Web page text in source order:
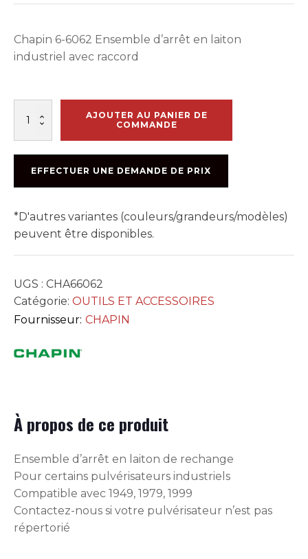
Chapin 6-6062 Ensemble d’arrêt en laiton
industriel avec raccord
6062
AJOUTER AU PANIER DE
COMMANDE
EFFECTUER UNE DEMANDE DE PRIX
*D'autres variantes (couleurs/grandeurs/modèles)
peuvent être disponibles.
UGS : CHA66062
Catégorie: OUTILS ET ACCESSOIRES
Fournisseur: CHAPIN
À propos de ce produit
Ensemble d’arrêt en laiton de rechange
Pour certains pulvérisateurs industriels
Compatible avec 1949, 1979, 1999
Contactez-nous si votre pulvérisateur n’est pas
répertorié